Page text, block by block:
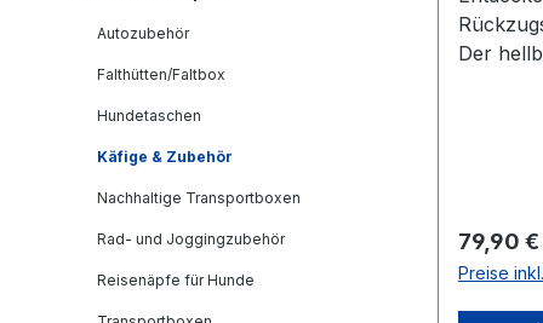
Autozubehör
Falthütten/Faltbox
Hundetaschen
Käfige & Zubehör
Nachhaltige Transportboxen
Rad- und Joggingzubehör
Reisenäpfe für Hunde
Der
eigenen
vereint
Er ist
79,90 €
Preise